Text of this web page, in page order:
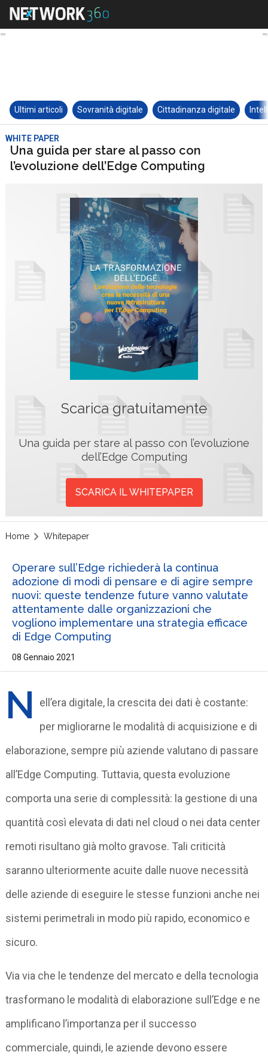
Ultimi articoli Sovranità digitale Cittadinanza digitale
WHITE PAPER
Una guida per stare al passo con
l’evoluzione dell’Edge Computing
Scarica gratuitamente
Una guida per stare al passo con l’evoluzione
dell’Edge Computing
SCARICA IL WHITEPAPER
Home Whitepaper
Operare sull’Edge richiederà la continua
adozione di modi di pensare e di agire sempre
nuovi: queste tendenze future vanno valutate
attentamente dalle organizzazioni che
vogliono implementare una strategia efficace
di Edge Computing
08 Gennaio 2021
N
ell’era digitale, la crescita dei dati è costante:
per migliorarne le modalità di acquisizione e di
elaborazione, sempre più aziende valutano di passare
all’Edge Computing. Tuttavia, questa evoluzione
comporta una serie di complessità: la gestione di una
quantità così elevata di dati nel cloud o nei data center
remoti risultano già molto gravose. Tali criticità
saranno ulteriormente acuite dalle nuove necessità
delle aziende di eseguire le stesse funzioni anche nei
sistemi perimetrali in modo più rapido, economico e
sicuro.
Via via che le tendenze del mercato e della tecnologia
trasformano le modalità di elaborazione sull’Edge e ne
amplificano l’importanza per il successo
commerciale, quindi, le aziende devono essere